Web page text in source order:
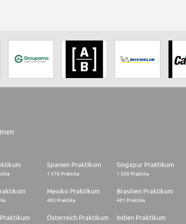
Spanien Praktikum
1.476 Praktika
Singapur Praktikum
1.300 Praktika
Mexiko Praktikum
403 Praktika
Brasilien Praktikum
401 Praktika
Österreich Praktikum Indien Praktikum